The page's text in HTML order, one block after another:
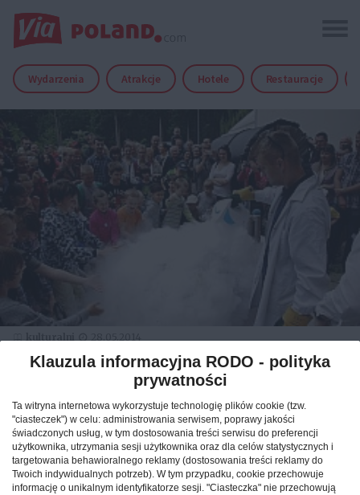
Wydarzenia Atrakcje Hotele Restauracje
Przez Expolseum przeszło
trzęsienie ziemi
KUJAWSKO-POMORSKIE: „Istne trzęsienie ziemi” pod
takim hasłem odbyła się II Explo Niedziela
zorganizowana przez Muzeum Okręgowe im.
Leona Wyczółkowskiego w Bydgoszczy. Azotowa
Klauzula informacyjna RODO - polityka
prywatności
Ta witryna internetowa wykorzystuje technologię plików cookie (tzw.
"ciasteczek") w celu: administrowania serwisem, poprawy jakości
świadczonych usług, w tym dostosowania treści serwisu do preferencji
użytkownika, utrzymania sesji użytkownika oraz dla celów statystycznych i
targetowania behawioralnego reklamy (dostosowania treści reklamy do
Twoich indywidualnych potrzeb). W tym przypadku, cookie przechowuje
informację o unikalnym identyfikatorze sesji. "Ciasteczka" nie przechowują